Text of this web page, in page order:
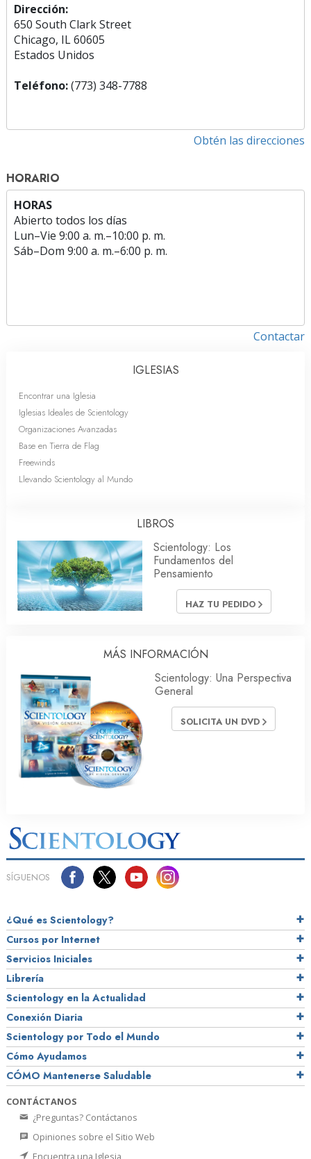
Dirección:
650 South Clark Street
Chicago, IL 60605
Estados Unidos
Teléfono:(773) 348-7788
Obtén las direcciones
HORARIO
HORAS
Abierto todos los días
Lun–Vie 9:00 a. m.–10:00 p. m.
Sáb–Dom 9:00 a. m.–6:00 p. m.
Contactar
IGLESIAS
Encontrar una Iglesia
Iglesias Ideales de Scientology
Organizaciones Avanzadas
Base en Tierra de Flag
Freewinds
Llevando Scientology al Mundo
LIBROS
Scientology: Los
Fundamentos del
Pensamiento
HAZ TU PEDIDO
MÁS INFORMACIÓN
Scientology: Una Perspectiva
General
SOLICITA UN DVD
SÍGUENOS
¿Qué es Scientology?
Cursos por Internet
Servicios Iniciales
Librería
Scientology en la Actualidad
Conexión Diaria
Scientology por Todo el Mundo
Cómo Ayudamos
CÓMO Mantenerse Saludable
CONTÁCTANOS
¿Preguntas? Contáctanos
Opiniones sobre el Sitio Web
Encuentra una Iglesia